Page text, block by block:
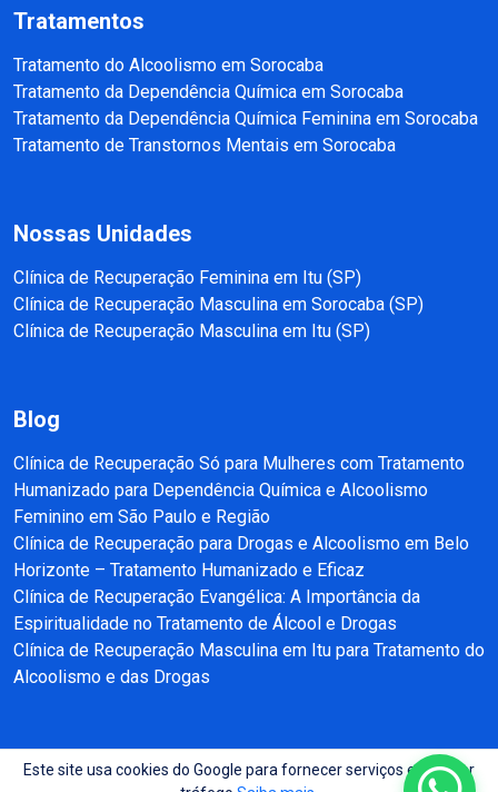
Tratamentos
Tratamento do Alcoolismo em Sorocaba
Tratamento da Dependência Química em Sorocaba
Tratamento da Dependência Química Feminina em Sorocaba
Tratamento de Transtornos Mentais em Sorocaba
Nossas Unidades
Clínica de Recuperação Feminina em Itu (SP)
Clínica de Recuperação Masculina em Sorocaba (SP)
Clínica de Recuperação Masculina em Itu (SP)
Blog
Clínica de Recuperação Só para Mulheres com Tratamento
Humanizado para Dependência Química e Alcoolismo
Feminino em São Paulo e Região
Clínica de Recuperação para Drogas e Alcoolismo em Belo
Horizonte – Tratamento Humanizado e Eficaz
Clínica de Recuperação Evangélica: A Importância da
Espiritualidade no Tratamento de Álcool e Drogas
Clínica de Recuperação Masculina em Itu para Tratamento do
Alcoolismo e das Drogas
Copyright © 2025 - 2026 Recuperação e Reabilitação SP Todos direitos
Este site usa cookies do Google para fornecer serviços e analisar